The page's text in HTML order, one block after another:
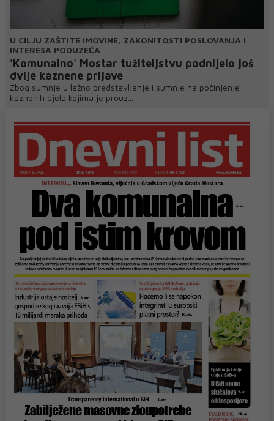
U CILJU ZAŠTITE IMOVINE, ZAKONITOSTI POSLOVANJA I
INTERESA PODUZEĆA
'Komunalno' Mostar tužiteljstvu podnijelo još
dvije kaznene prijave
Zbog sumnje u lažno predstavljanje i sumnje na počinjenje
kaznenih djela kojima je prouz...